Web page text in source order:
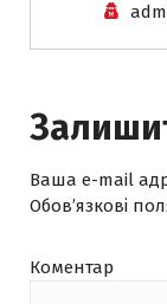
Ваша e-mail
Обов’язкові
Коментар